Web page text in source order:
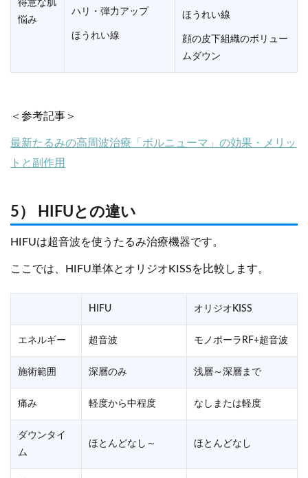
得意な肌
悩み
ハリ・弾力アップ
ほうれい線
ほうれい線
顔の皮下組織のボリュー
ムダウン
＜参考記事＞
最新たるみの高周波治療「ボルニューマ」の効果・メリッ
トと副作用
5） HIFUとの違い
HIFUは超音波を使うたるみ治療機器です。
ここでは、HIFU単体とオリジオKISSを比較します。
HIFU オリジオKISS
エネルギー 超音波 モノポーラRF+超音波
施術範囲 深層のみ 浅層～深層まで
痛み 軽度から中程度 なしまたは軽度
ダウンタイ
ム
ほとんどなし～ ほとんどなし